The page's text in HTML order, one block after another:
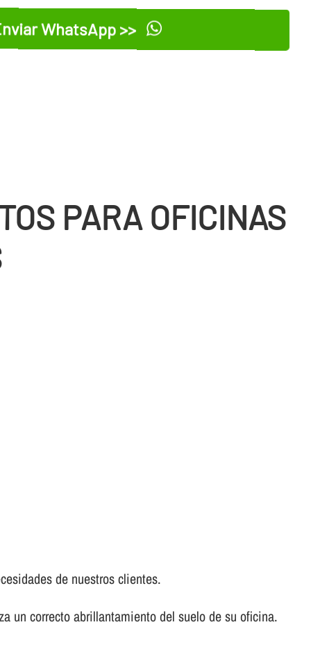
WhatsApp >>
PARA OFICINAS
de nuestros clientes.
un correcto abrillantamiento del suelo de su oficina.